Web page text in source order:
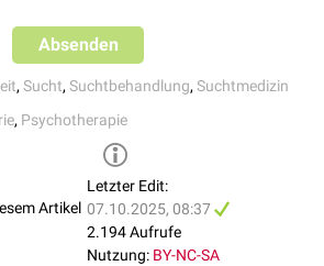
Absenden
, Sucht, Suchtbehandlung, Suchtmedizin
, Psychotherapie
Artikel
Letzter Edit:
07.10.2025, 08:37
2.194 Aufrufe
Nutzung: BY-NC-SA